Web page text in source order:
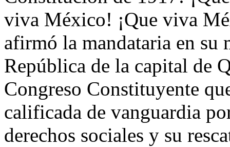
viva México! ¡Que viva
afirmó la mandataria en su
República de la capital de
Congreso Constituyente
calificada de vanguardia
derechos sociales y su